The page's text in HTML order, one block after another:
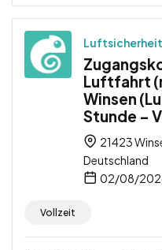
Luftfahrt
Winsen
Stunde –
21423
Deutschland
02/08/
Vollzeit